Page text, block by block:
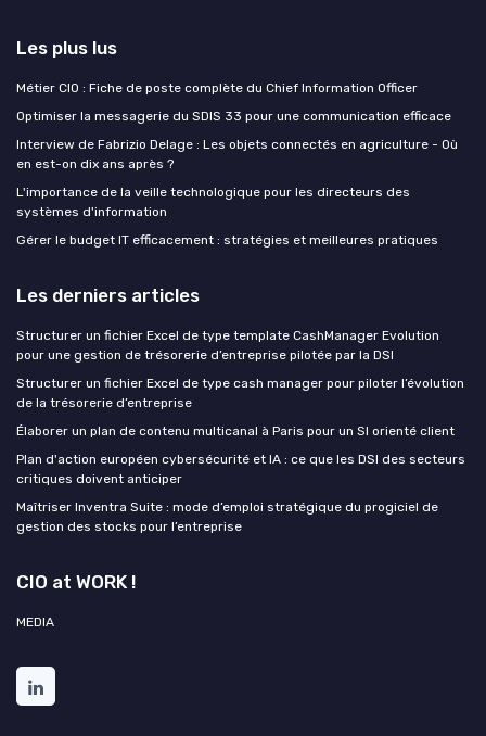
Les plus lus
Métier CIO : Fiche de poste complète du Chief Information Officer
Optimiser la messagerie du SDIS 33 pour une communication efficace
Interview de Fabrizio Delage : Les objets connectés en agriculture - Où
en est-on dix ans après ?
L'importance de la veille technologique pour les directeurs des
systèmes d'information
Gérer le budget IT efficacement : stratégies et meilleures pratiques
Les derniers articles
Structurer un fichier Excel de type template CashManager Evolution
pour une gestion de trésorerie d’entreprise pilotée par la DSI
Structurer un fichier Excel de type cash manager pour piloter l’évolution
de la trésorerie d’entreprise
Élaborer un plan de contenu multicanal à Paris pour un SI orienté client
Plan d'action européen cybersécurité et IA : ce que les DSI des secteurs
critiques doivent anticiper
Maîtriser Inventra Suite : mode d’emploi stratégique du progiciel de
gestion des stocks pour l’entreprise
CIO at WORK !
MEDIA